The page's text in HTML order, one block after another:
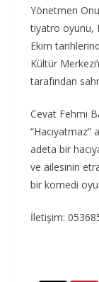
Yönetmen
tiyatro oyunu,
Ekim
Kültür
tarafından
Cevat Fehmi
“Hacıyatmaz”
adeta bir
ve ailesinin
bir komedi
İletişim: